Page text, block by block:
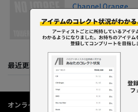
Channel Orange
2012
最近更新してくれた人たち
オンラインショップ情報